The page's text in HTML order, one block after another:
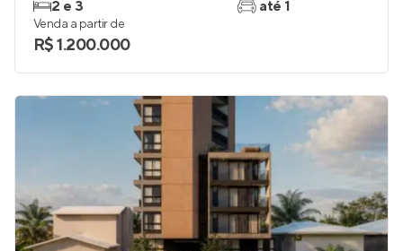
2 e 3
até 1
Venda a partir de
R$ 1.200.000